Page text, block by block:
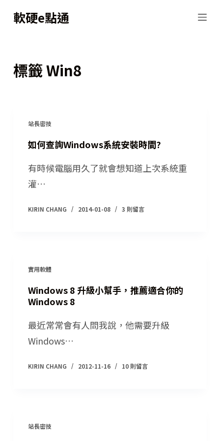
跳
內
軟硬e點通
標籤Win8
站長密技
如何查詢Windows系統安裝時間?
有時候電腦用久了就會想知道上次系統重
灌…
KIRIN CHANG 2014-01-08 3 則留言
實用軟體
Windows 8 升級小幫手，推薦適合你的
Windows 8
最近常常會有人問我說，他需要升級
Windows…
KIRIN CHANG 2012-11-16 10 則留言
站長密技